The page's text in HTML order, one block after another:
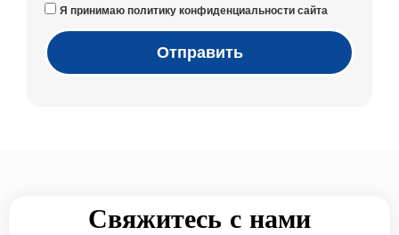
Я принимаю политику конфиденциальности сайта
Отправить
Свяжитесь с нами